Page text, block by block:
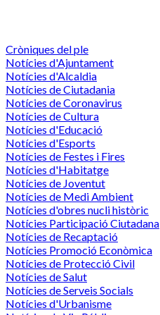
Cròniques del ple
Notícies d'Ajuntament
Notícies d'Alcaldia
Notícies de Ciutadania
Notícies de Coronavirus
Notícies de Cultura
Notícies d'Educació
Notícies d'Esports
Notícies de Festes i Fires
Notícies d'Habitatge
Notícies de Joventut
Notícies de Medi Ambient
Notícies d'obres nucli històric
Notícies Participació Ciutadana
Notícies de Recaptació
Notícies Promoció Econòmica
Notícies de Protecció Civil
Notícies de Salut
Notícies de Serveis Socials
Notícies d'Urbanisme